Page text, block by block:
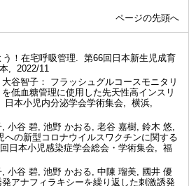
ページの先頭へ
！在宅呼吸管理. 第66回日本新生児成育
, 2022/11
谷智子： フラッシュグルコースモニタリ
低血糖管理に使用した先天性高インスリ
本小児内分泌学会学術集会, 横浜,
小谷 碧, 池野 かおる, 老谷 嘉樹, 鈴木 悠,
への新型コロナウイルスワクチンに関する
日本小児感染症学会総会・学術集会, 福
小谷 碧, 池野 かおる, 中陳 瑠美, 國井 優
アナフィラキシーを繰り返した刺激誘発